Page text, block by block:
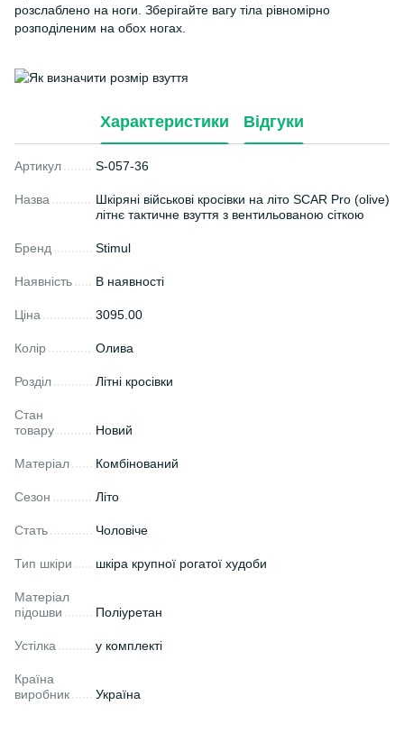
розслаблено на ноги. Зберігайте вагу тіла рівномірно
розподіленим на обох ногах.
Характеристики Відгуки
Артикул S-057-36
Назва
Шкіряні військові кросівки на літо SCAR Pro (olive)
літнє тактичне взуття з вентильованою сіткою
Бренд Stimul
Наявність В наявності
Ціна 3095.00
Колір Олива
Розділ Літні кросівки
Стан
товару
Новий
Матеріал Комбінований
Сезон Літо
Стать Чоловіче
Тип шкіри шкіра крупної рогатої худоби
Матеріал
підошви
Поліуретан
Устілка у комплекті
Країна
виробник
Україна